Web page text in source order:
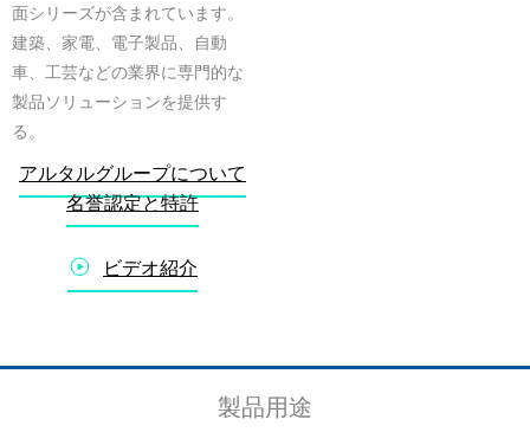
面シリーズが含まれています。
建築、家電、電子製品、自動
車、工芸などの業界に専門的な
製品ソリューションを提供す
る。
アルタルグループについて
名誉認定と特許
ビデオ紹介
製品用途